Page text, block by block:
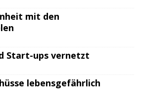
mit den
Start-ups vernetzt
lebensgefährlich